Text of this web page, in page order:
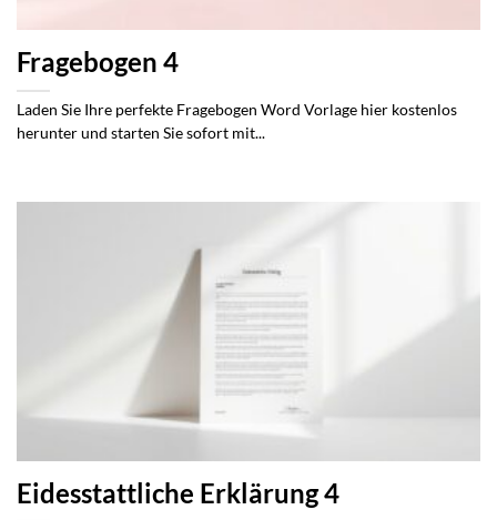
Fragebogen 4
Laden Sie Ihre perfekte Fragebogen Word Vorlage hier kostenlos
herunter und starten Sie sofort mit...
Eidesstattliche Erklärung 4